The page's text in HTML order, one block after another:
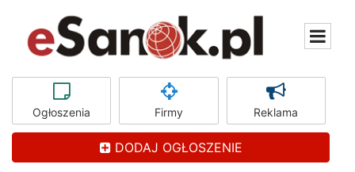
Ogłoszenia Firmy Reklama
DODAJ OGŁOSZENIE